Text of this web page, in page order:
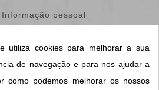
Informação pessoal
mercadoria
utiliza cookies para melhorar a sua
de navegação e para nos ajudar a
como podemos melhorar os nossos